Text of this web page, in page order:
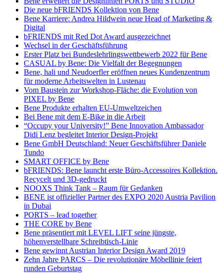
Die neue bFRIENDS Kollektion von Bene
Bene Karriere: Andrea Hildwein neue Head of Marketing &
Digital
bFRIENDS mit Red Dot Award ausgezeichnet
Wechsel in der Geschäftsführung
Erster Platz bei Bundeslehrlingswettbewerb 2022 für Bene
CASUAL by Bene: Die Vielfalt der Begegnungen
Bene, hali und Neudoerfler eröffnen neues Kundenzentrum
für moderne Arbeitswelten in Lustenau
Vom Baustein zur Workshop-Fläche: die Evolution von
PIXEL by Bene
Bene Produkte erhalten EU-Umweltzeichen
Bei Bene mit dem E-Bike in die Arbeit
“Occupy your University!” Bene Innovation Ambassador
Didi Lenz begleitet Interior Design-Projekt
Bene GmbH Deutschland: Neuer Geschäftsführer Daniele
Tundo
SMART OFFICE by Bene
bFRIENDS: Bene launcht erste Büro-Accessoires Kollektion.
Recycelt und 3D-gedruckt
NOOXS Think Tank – Raum für Gedanken
BENE ist offizieller Partner des EXPO 2020 Austria Pavilion
in Dubai
PORTS – lead together
THE CORE by Bene
Bene präsentiert mit LEVEL LIFT seine jüngste,
höhenverstellbare Schreibtisch-Linie
Bene gewinnt Austrian Interior Design Award 2019
Zehn Jahre PARCS – Die revolutionäre Möbellinie feiert
runden Geburtstag